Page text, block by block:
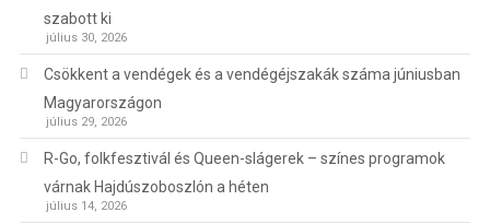
szabott ki
július 30, 2026
Csökkent a vendégek és a vendégéjszakák száma júniusban
Magyarországon
július 29, 2026
R-Go, folkfesztivál és Queen-slágerek – színes programok
várnak Hajdúszoboszlón a héten
július 14, 2026